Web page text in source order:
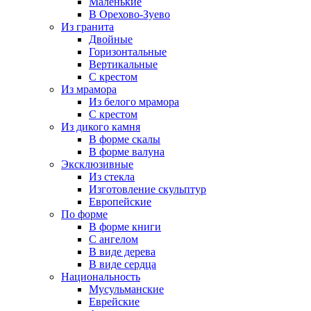
В Орехово-Зуево
Из гранита
Двойные
Горизонтальные
Вертикальные
С крестом
Из мрамора
Из белого мрамора
С крестом
Из дикого камня
В форме скалы
В форме валуна
Эксклюзивные
Из стекла
Изготовление скульптур
Европейские
По форме
В форме книги
С ангелом
В виде дерева
В виде сердца
Национальность
Мусульманские
Еврейские